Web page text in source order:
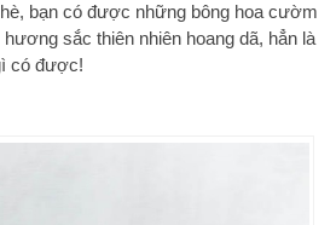
bạn có được những bông hoa cườm
sắc thiên nhiên hoang dã, hẳn là
có được!